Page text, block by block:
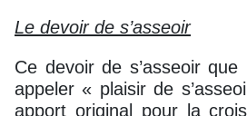
Le devoir de s’asseoir
Ce devoir de s’asseoir que
appeler « plaisir de
apport original pour la